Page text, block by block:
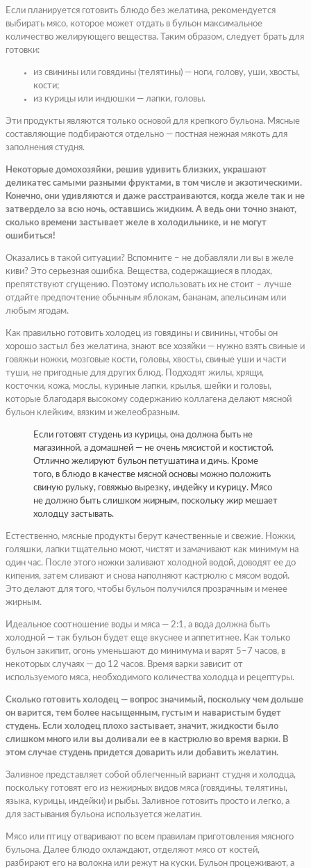
Если планируется готовить блюдо без желатина, рекомендуется
выбирать мясо, которое может отдать в бульон максимальное
количество желирующего вещества. Таким образом, следует брать для
готовки:
из свинины или говядины (телятины) — ноги, голову, уши, хвосты,
кости;
из курицы или индюшки — лапки, головы.
Эти продукты являются только основой для крепкого бульона. Мясные
составляющие подбираются отдельно — постная нежная мякоть для
заполнения студня.
Некоторые домохозяйки, решив удивить близких, украшают
деликатес самыми разными фруктами, в том числе и экзотическими.
Конечно, они удивляются и даже расстраиваются, когда желе так и не
затвердело за всю ночь, оставшись жидким. А ведь они точно знают,
сколько времени застывает желе в холодильнике, и не могут
ошибиться!
Оказались в такой ситуации? Вспомните – не добавляли ли вы в желе
киви? Это серьезная ошибка. Вещества, содержащиеся в плодах,
препятствуют сгущению. Поэтому использовать их не стоит – лучше
отдайте предпочтение обычным яблокам, бананам, апельсинам или
любым ягодам.
Как правильно готовить холодец из говядины и свинины, чтобы он
хорошо застыл без желатина, знают все хозяйки — нужно взять свиные и
говяжьи ножки, мозговые кости, головы, хвосты, свиные уши и части
туши, не пригодные для других блюд. Подходят жилы, хрящи,
косточки, кожа, мослы, куриные лапки, крылья, шейки и головы,
которые благодаря высокому содержанию коллагена делают мясной
бульон клейким, вязким и желеобразным.
Если готовят студень из курицы, она должна быть не
магазинной, а домашней — не очень мясистой и костистой.
Отлично желируют бульон петушатина и дичь. Кроме
того, в блюдо в качестве мясной основы можно положить
свиную рульку, говяжью вырезку, индейку и курицу. Мясо
не должно быть слишком жирным, поскольку жир мешает
холодцу застывать.
Естественно, мясные продукты берут качественные и свежие. Ножки,
голяшки, лапки тщательно моют, чистят и замачивают как минимум на
один час. После этого ножки заливают холодной водой, доводят ее до
кипения, затем сливают и снова наполняют кастрюлю с мясом водой.
Это делают для того, чтобы бульон получился прозрачным и менее
жирным.
Идеальное соотношение воды и мяса — 2:1, а вода должна быть
холодной — так бульон будет еще вкуснее и аппетитнее. Как только
бульон закипит, огонь уменьшают до минимума и варят 5–7 часов, в
некоторых случаях — до 12 часов. Время варки зависит от
используемого мяса, необходимого количества холодца и рецептуры.
Сколько готовить холодец — вопрос значимый, поскольку чем дольше
он варится, тем более насыщенным, густым и наваристым будет
студень. Если холодец плохо застывает, значит, жидкости было
слишком много или вы доливали ее в кастрюлю во время варки. В
этом случае студень придется доварить или добавить желатин.
Заливное представляет собой облегченный вариант студня и холодца,
поскольку готовят его из нежирных видов мяса (говядины, телятины,
языка, курицы, индейки) и рыбы. Заливное готовить просто и легко, а
для застывания бульона используется желатин.
Мясо или птицу отваривают по всем правилам приготовления мясного
бульона. Далее блюдо охлаждают, отделяют мясо от костей,
разбирают его на волокна или режут на куски. Бульон процеживают, а